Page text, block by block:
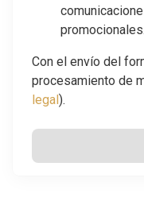
promocionales.
Con el envío del
procesamiento de
legal).